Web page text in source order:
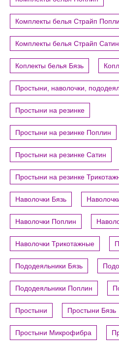
Комплекты белья Страйп
Комплекты белья Страйп Сатин
Коплекты белья Бязь
Простыни, наволочки,
Простыни на резинке
Простыни на резинке Поплин
Простыни на резинке Сатин
Простыни на резинке
Наволочки Бязь
Наволочки Поплин
Наволочки Трикотажные
Пододеяльники Бязь
Пододеяльники Поплин
Простыни Простыни Бязь
Простыни Микрофибра